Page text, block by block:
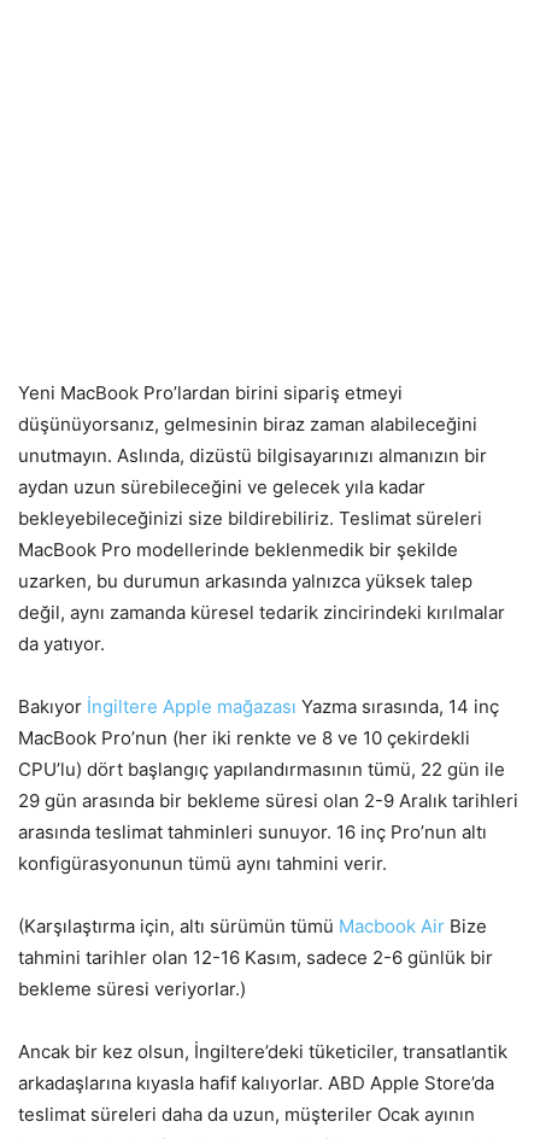
Yeni MacBook Pro’lardan birini sipariş etmeyi
düşünüyorsanız, gelmesinin biraz zaman alabileceğini
unutmayın. Aslında, dizüstü bilgisayarınızı almanızın bir
aydan uzun sürebileceğini ve gelecek yıla kadar
bekleyebileceğinizi size bildirebiliriz. Teslimat süreleri
MacBook Pro modellerinde beklenmedik bir şekilde
uzarken, bu durumun arkasında yalnızca yüksek talep
değil, aynı zamanda küresel tedarik zincirindeki kırılmalar
da yatıyor.
Bakıyor İngiltere Apple mağazası Yazma sırasında, 14 inç
MacBook Pro’nun (her iki renkte ve 8 ve 10 çekirdekli
CPU’lu) dört başlangıç yapılandırmasının tümü, 22 gün ile
29 gün arasında bir bekleme süresi olan 2-9 Aralık tarihleri
arasında teslimat tahminleri sunuyor. 16 inç Pro’nun altı
konfigürasyonunun tümü aynı tahmini verir.
(Karşılaştırma için, altı sürümün tümü Macbook Air Bize
tahmini tarihler olan 12-16 Kasım, sadece 2-6 günlük bir
bekleme süresi veriyorlar.)
Ancak bir kez olsun, İngiltere’deki tüketiciler, transatlantik
arkadaşlarına kıyasla hafif kalıyorlar. ABD Apple Store’da
teslimat süreleri daha da uzun, müşteriler Ocak ayının